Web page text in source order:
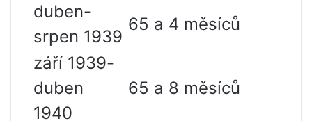
duben-
srpen 1939
65 a 4 měsíců
září 1939-
duben
1940
65 a 8 měsíců